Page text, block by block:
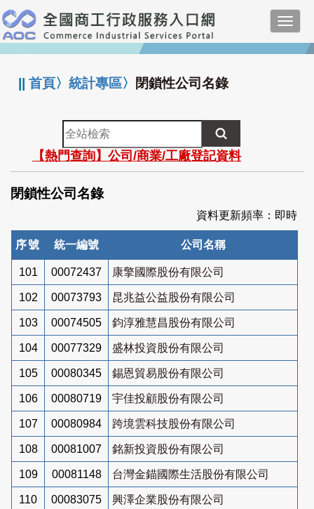
跳
到
主
要
:::
||首頁〉統計專區〉 閉鎖性公司名錄
全
站
檢
索
【熱門查詢】公司/商業/工廠登記資料
閉鎖性公司名錄
資料更新頻率：即時
序號 統一編號 公司名稱
101 00072437 康擎國際股份有限公司
102 00073793 昆兆益公益股份有限公司
103 00074505 鈞淳雅慧昌股份有限公司
104 00077329 盛林投資股份有限公司
105 00080345 錫恩貿易股份有限公司
106 00080719 宇佳投顧股份有限公司
107 00080984 跨境雲科技股份有限公司
108 00081007 銘新投資股份有限公司
109 00081148 台灣金錨國際生活股份有限公司
110 00083075 興澤企業股份有限公司